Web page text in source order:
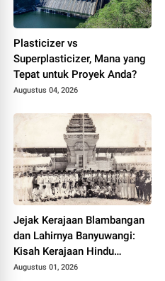
Plasticizer vs
Superplasticizer, Mana yang
Tepat untuk Proyek Anda?
Augustus 04, 2026
Jejak Kerajaan Blambangan
dan Lahirnya Banyuwangi:
Kisah Kerajaan Hindu
Terakhir di Tanah Jawa
Augustus 01, 2026